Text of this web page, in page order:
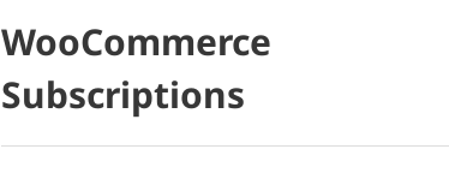
WooCommerce
Subscriptions